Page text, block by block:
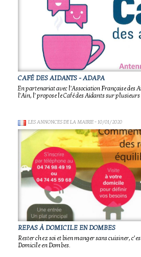
CAFÉ DES AIDANTS - ADAPA
En partenariat avec l'Association Française des
l'Ain, l' propose le Café des Aidants sur
LES ANNONCES DE LA MAIRIE- 10/01/2020
REPAS À DOMICILE EN DOMBES
Rester chez soi et bien manger sans cuisiner,
Domicile en Dombes.